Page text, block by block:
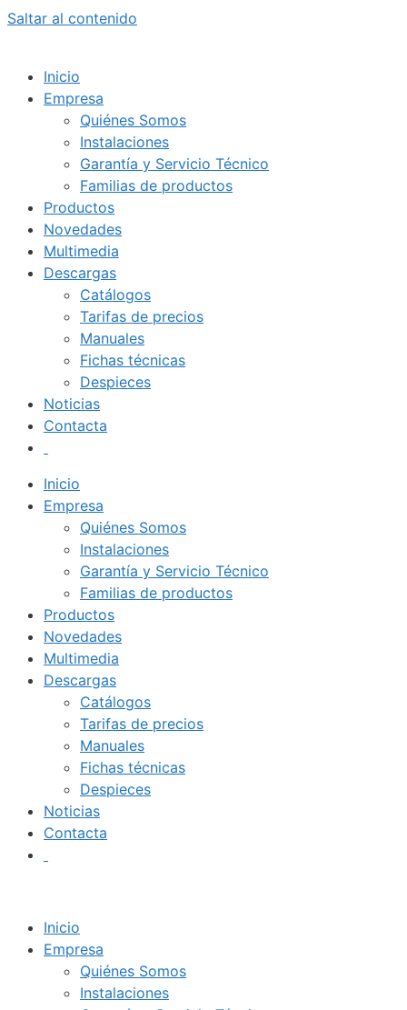
Saltar al contenido
Inicio
Empresa
Quiénes Somos
Instalaciones
Garantía y Servicio Técnico
Familias de productos
Productos
Novedades
Multimedia
Descargas
Catálogos
Tarifas de precios
Manuales
Fichas técnicas
Despieces
Noticias
Contacta
Inicio
Empresa
Quiénes Somos
Instalaciones
Garantía y Servicio Técnico
Familias de productos
Productos
Novedades
Multimedia
Descargas
Catálogos
Tarifas de precios
Manuales
Fichas técnicas
Despieces
Noticias
Contacta
Inicio
Empresa
Quiénes Somos
Instalaciones